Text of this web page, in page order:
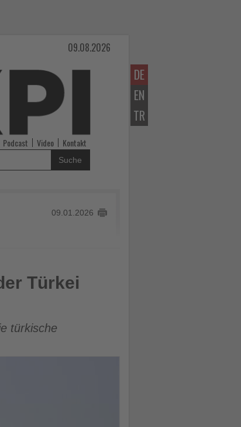
DE
EN
TR
09.08.2026
Podcast Video Kontakt
Suche
09.01.2026
Türkei
türkische